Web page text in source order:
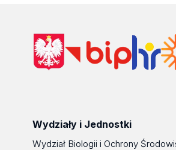
Wydziały i Jednostki
Wydział Biologii i Ochrony